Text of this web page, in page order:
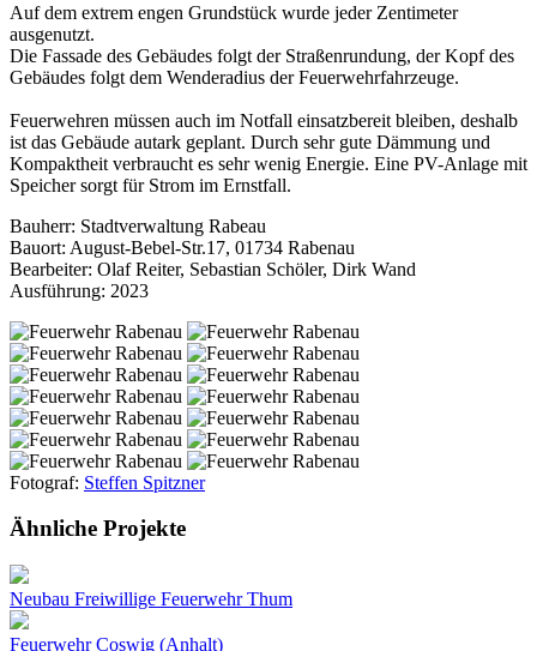
Auf dem extrem engen Grundstück wurde jeder Zentimeter
ausgenutzt.
Die Fassade des Gebäudes folgt der Straßenrundung, der Kopf des
Gebäudes folgt dem Wenderadius der Feuerwehrfahrzeuge.
Feuerwehren müssen auch im Notfall einsatzbereit bleiben, deshalb
ist das Gebäude autark geplant. Durch sehr gute Dämmung und
Kompaktheit verbraucht es sehr wenig Energie. Eine PV-Anlage mit
Speicher sorgt für Strom im Ernstfall.
Bauherr: Stadtverwaltung Rabeau
Bauort: August-Bebel-Str.17, 01734 Rabenau
Bearbeiter: Olaf Reiter, Sebastian Schöler, Dirk Wand
Ausführung: 2023
Fotograf: Steffen Spitzner
Ähnliche Projekte
Neubau Freiwillige Feuerwehr Thum
Feuerwehr Coswig (Anhalt)